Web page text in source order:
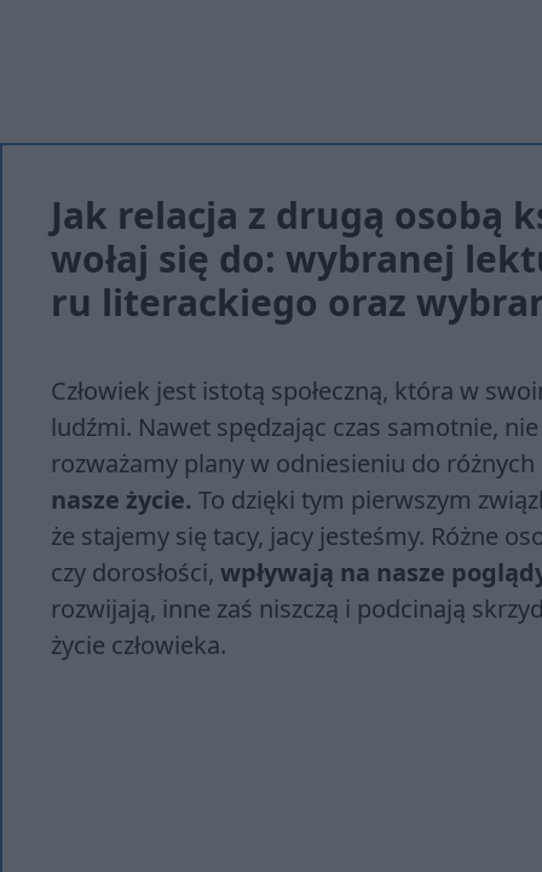
Jak relacja z drugą osobą
wo­łaj się do: wy­bra­nej
ru li­te­rac­kie­go oraz
Człowiek jest istotą społeczną, która w
ludźmi. Nawet spędzając czas samotnie,
rozważamy plany w odniesieniu do różnych
nasze życie. To dzięki tym pierwszym
że stajemy się tacy, jacy jesteśmy. Różne
czy dorosłości, wpływają na nasze
rozwijają, inne zaś niszczą i podcinają
życie człowieka.